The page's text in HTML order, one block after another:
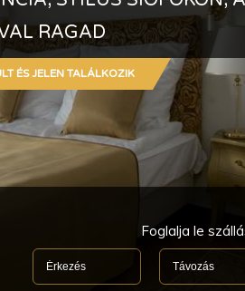
Foglalja le
TALÁLKOZIK!
ELEGANCIA, STÍLUS, BALATON...